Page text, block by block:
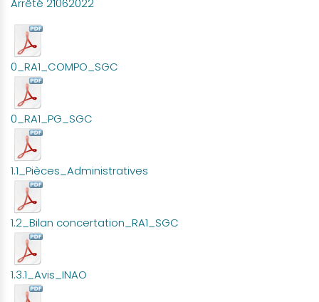
Arrêté 21062022
0_RA1_COMPO_SGC
0_RA1_PG_SGC
1.1_Pièces_Administratives
1.2_Bilan concertation_RA1_SGC
1.3.1_Avis_INAO